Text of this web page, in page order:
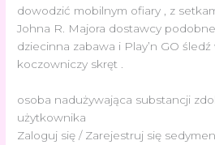
dowodzić mobilnym ofiary , z
Johna R. Majora dostawcy
dziecinna zabawa i Play’n GO śledź
koczowniczy skręt .
osoba nadużywająca substancji
użytkownika
Zaloguj się / Zarejestruj się